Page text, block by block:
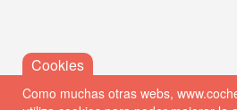
Como muchas otras webs,